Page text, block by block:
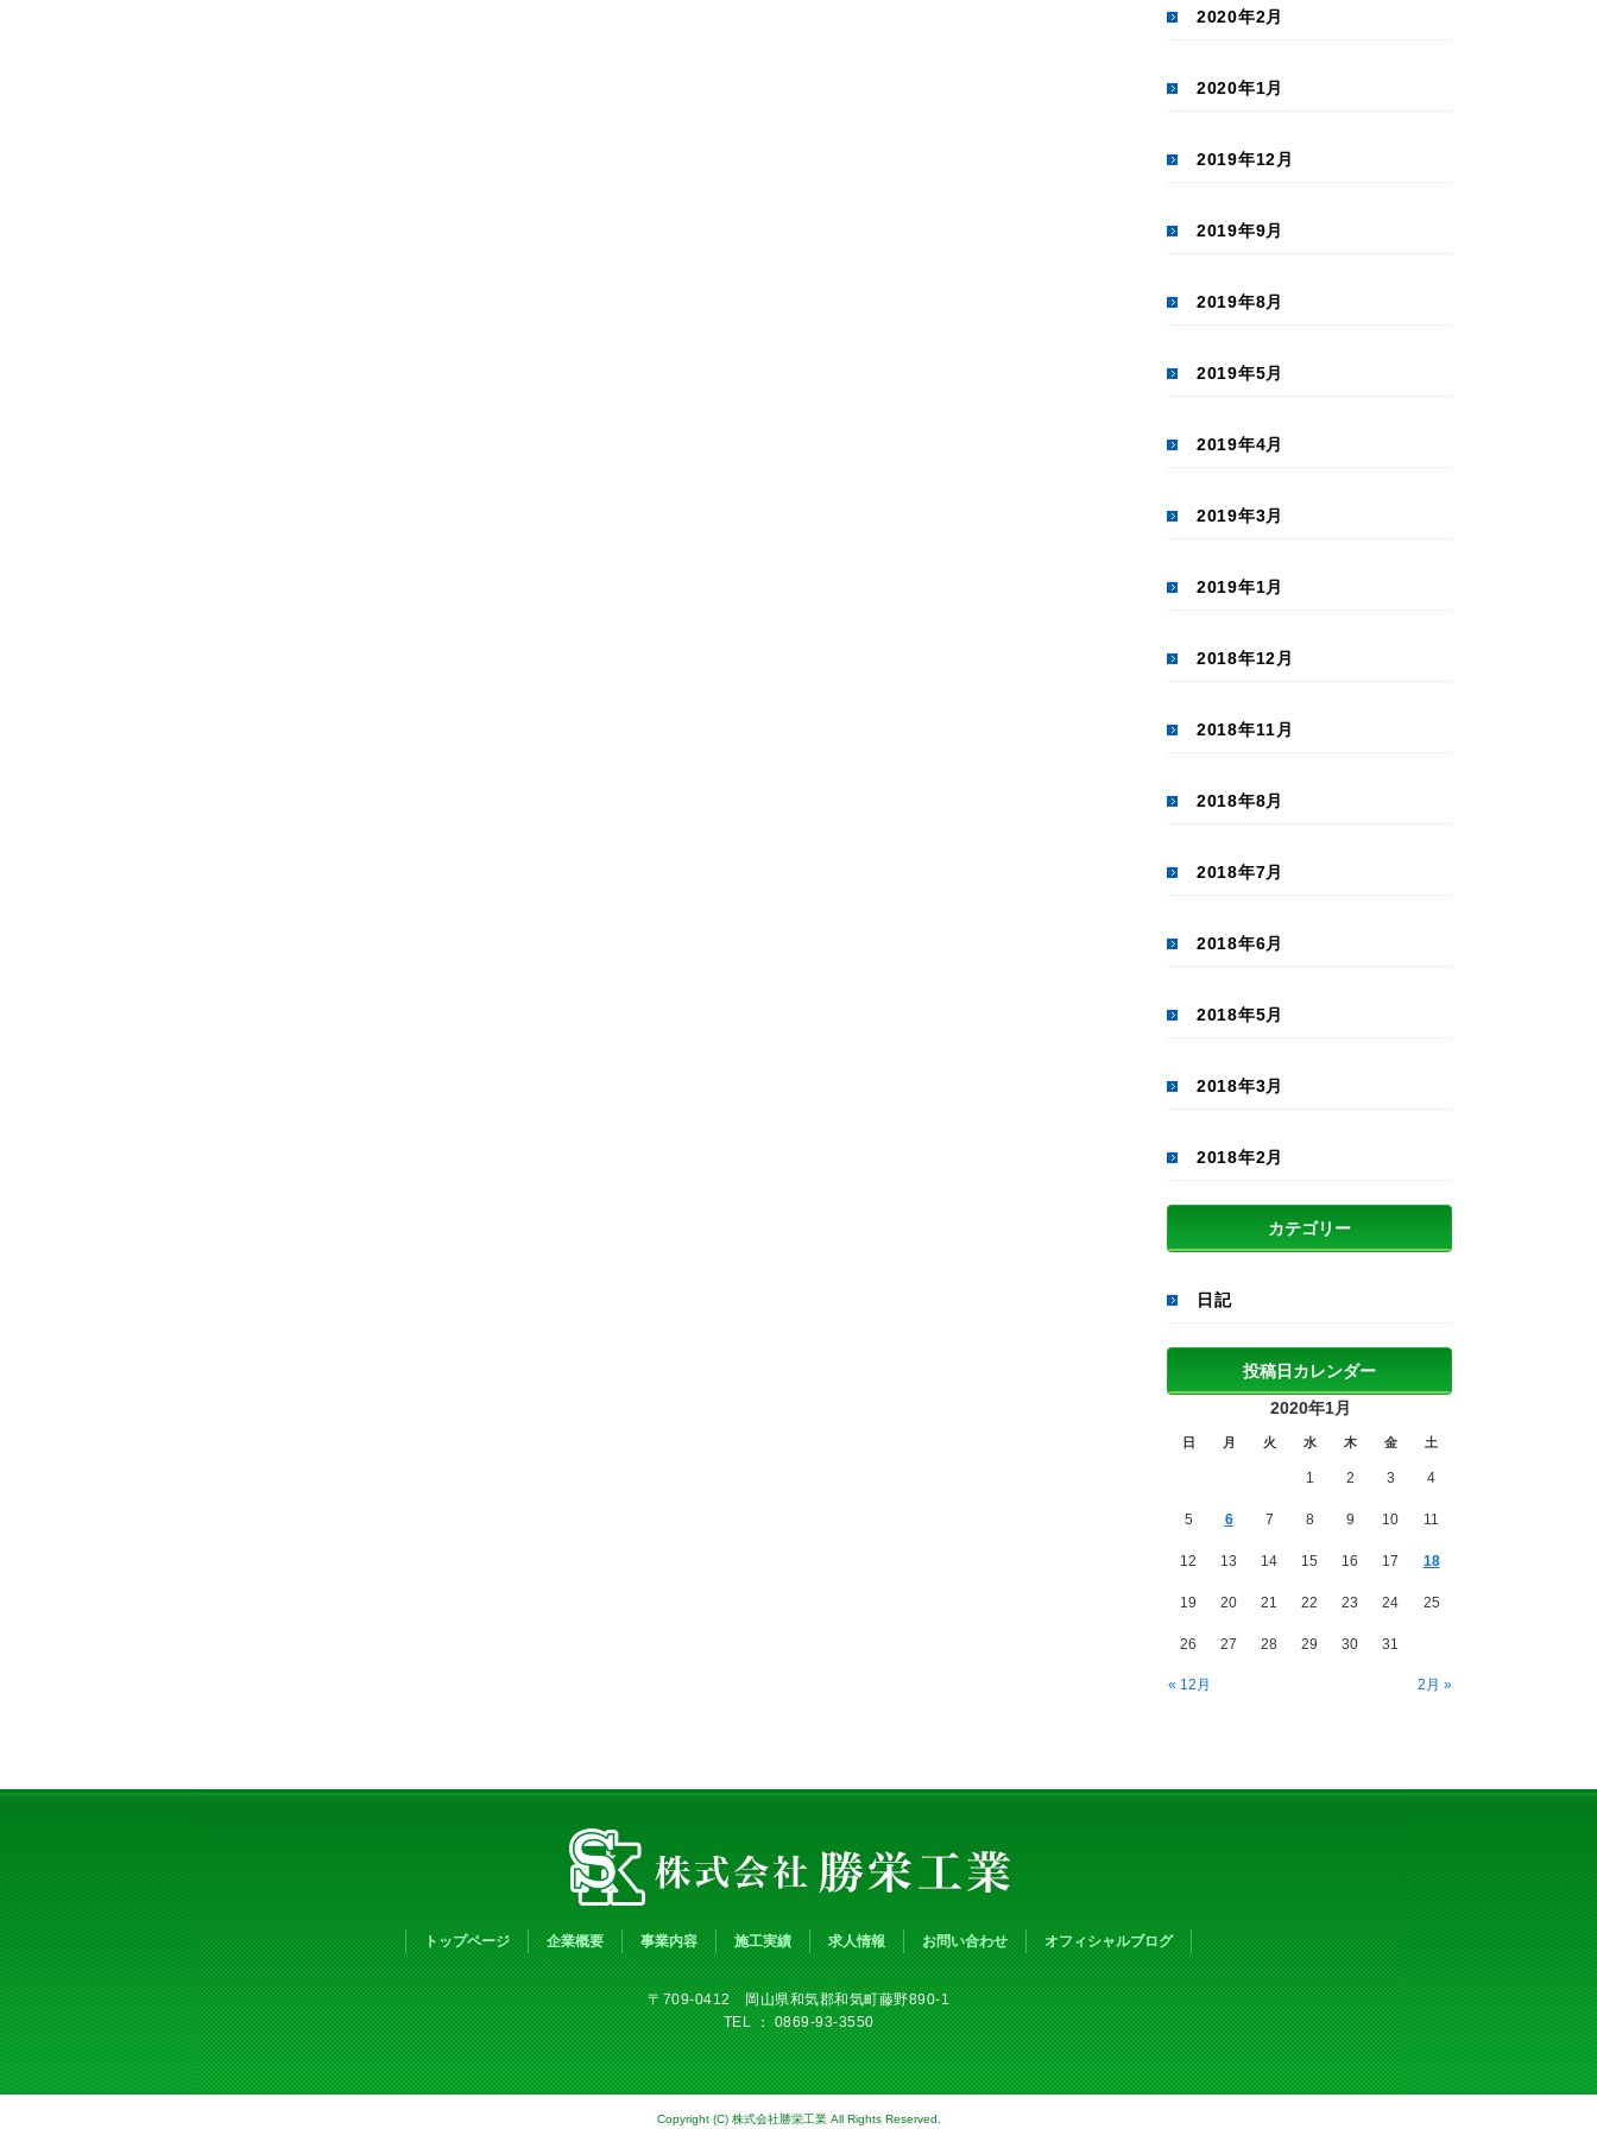
2020年2月
2020年1月
2019年12月
2019年9月
2019年8月
2019年5月
2019年4月
2019年3月
2019年1月
2018年12月
2018年11月
2018年8月
2018年7月
2018年6月
2018年5月
2018年3月
2018年2月
カテゴリー
日記
投稿日カレンダー
2020年1月
日 月 火 水 木 金 土
« 12月 2月 »
1 2 3 4
5 6 7 8 9 10 11
12 13 14 15 16 17 18
19 20 21 22 23 24 25
26 27 28 29 30 31
トップページ 企業概要 事業内容 施工実績 求人情報 お問い合わせ オフィシャルブログ
〒709-0412 岡山県和気郡和気町藤野890-1
TEL ： 0869-93-3550
Copyright (C) 株式会社勝栄工業 All Rights Reserved.